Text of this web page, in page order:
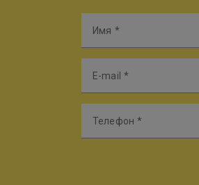
Имя
E-mail
Телефон